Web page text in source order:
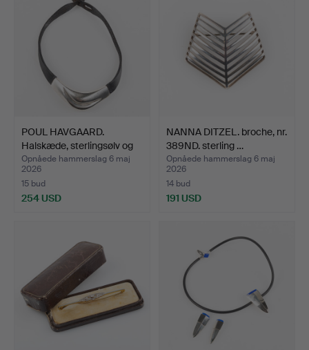
POUL HAVGAARD.
Halskæde, sterlingsølv og
s…
Opnåede hammerslag 6 maj
2026
15 bud
254 USD
NANNA DITZEL. broche, nr.
389ND. sterling …
Opnåede hammerslag 6 maj
2026
14 bud
191 USD